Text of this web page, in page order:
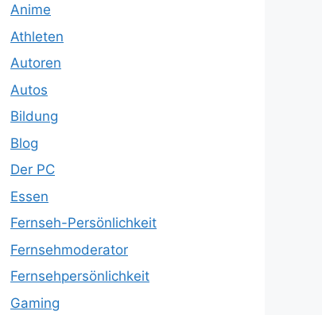
Anime
Athleten
Autoren
Autos
Bildung
Blog
Der PC
Essen
Fernseh-Persönlichkeit
Fernsehmoderator
Fernsehpersönlichkeit
Gaming